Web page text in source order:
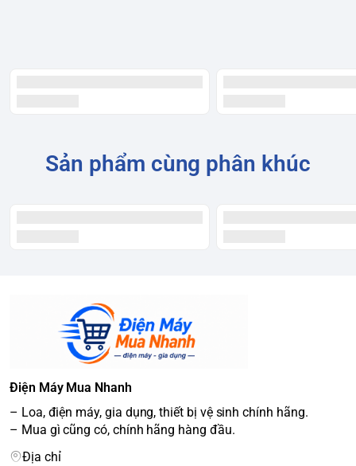
Sản phẩm cùng phân khúc
Điện Máy Mua Nhanh
– Loa, điện máy, gia dụng, thiết bị vệ sinh chính hãng.
– Mua gì cũng có, chính hãng hàng đầu.
Địa chỉ